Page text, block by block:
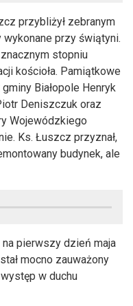
przybliżył zebranym
przy świątyni.
stopniu
kościoła. Pamiątkowe
Białopole Henryk
Deniszczuk oraz
Wojewódzkiego
Ks. Łuszcz przyznał,
budynek, ale
pierwszy dzień maja
mocno zauważony
w duchu